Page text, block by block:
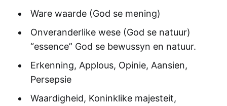
Ware waarde (God se mening)
Onveranderlike wese (God se natuur)
“essence” God se bewussyn en natuur.
Erkenning, Applous, Opinie, Aansien,
Persepsie
Waardigheid, Koninklike majesteit,